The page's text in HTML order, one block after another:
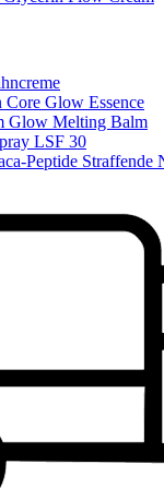
Glow Essence
Glow Melting Balm
LSF 30
Peptide Straffende